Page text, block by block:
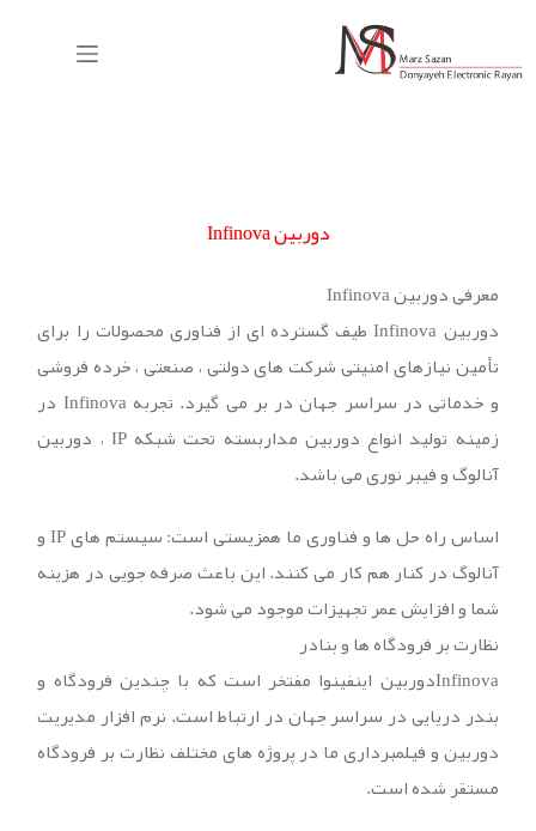
دوربین Infinova
معرفی دوربین Infinova
دوربین Infinova طیف گسترده ای از فناوری محصولات را برای
تأمین نیازهای امنیتی شرکت های دولتی ، صنعتی ، خرده فروشی
و خدماتی در سراسر جهان در بر می گیرد. تجربه Infinova در
زمینه تولید انواع دوربین مداربسته تحت شبکه IP ، دوربین
آنالوگ و فیبر نوری می باشد.
اساس راه حل ها و فناوری ما همزیستی است: سیستم های IP و
آنالوگ در کنار هم کار می کنند. این باعث صرفه جویی در هزینه
شما و افزایش عمر تجهیزات موجود می شود.
نظارت بر فرودگاه ها و بنادر
Infinovaدوربین اینفینوا مفتخر است که با چندین فرودگاه و
بندر دریایی در سراسر جهان در ارتباط است. نرم افزار مدیریت
دوربین و فیلمبرداری ما در پروژه های مختلف نظارت بر فرودگاه
مستقر شده است.